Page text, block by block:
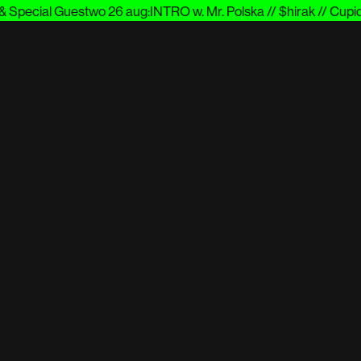
Guestwo 26 aug:INTRO w. Mr. Polska // $hirak // Cupido